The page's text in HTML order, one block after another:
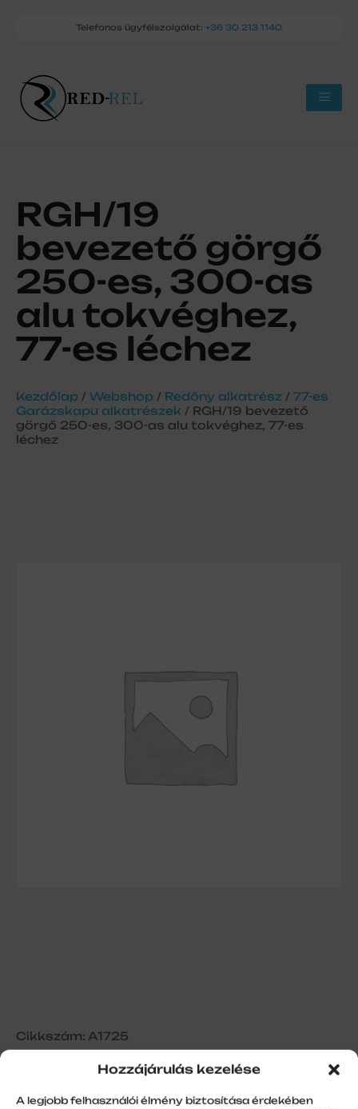
Hozzájárulás kezelése
A legjobb felhasználói élmény biztosítása érdekében
Telefonos ügyfélszolgálat: +36 30 213 1140
RGH/19
bevezető görgő
250-es, 300-as
alu tokvéghez,
77-es léchez
Kezdőlap / Webshop / Redőny alkatrész / 77-es
Garázskapu alkatrészek / RGH/19 bevezető
görgő 250-es, 300-as alu tokvéghez, 77-es
léchez
Cikkszám: A1725